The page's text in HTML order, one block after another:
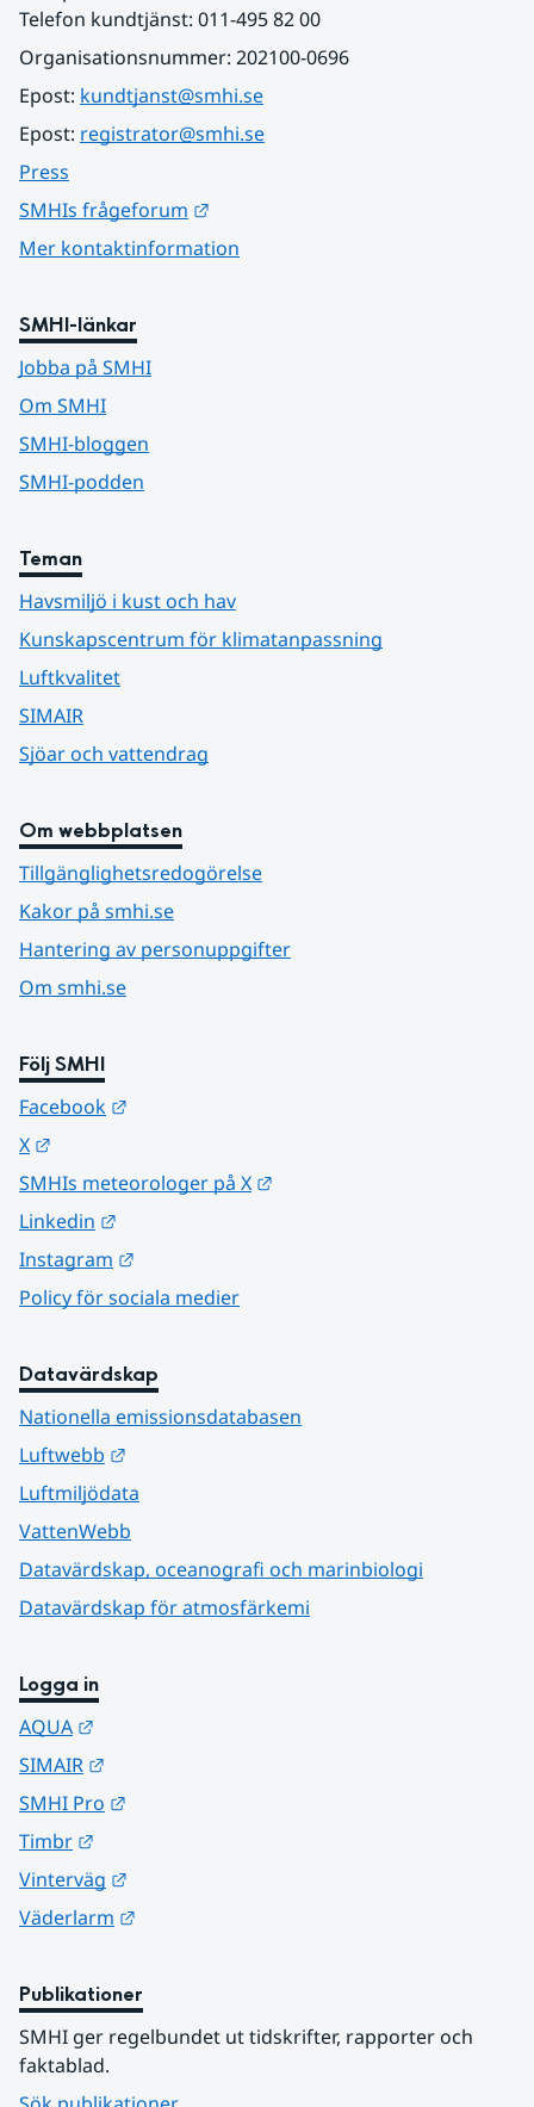
Telefon kundtjänst: 011-495 82 00
Organisationsnummer: 202100-0696
Epost: kundtjanst@smhi.se
Epost: registrator@smhi.se
Press
SMHIs frågeforum
Mer kontaktinformation
SMHI-länkar
Jobba på SMHI
Om SMHI
SMHI-bloggen
SMHI-podden
Teman
Havsmiljö i kust och hav
Kunskapscentrum för klimatanpassning
Luftkvalitet
SIMAIR
Sjöar och vattendrag
Om webbplatsen
Tillgänglighetsredogörelse
Kakor på smhi.se
Hantering av personuppgifter
Om smhi.se
Följ SMHI
Facebook
X
SMHIs meteorologer på X
Linkedin
Instagram
Policy för sociala medier
Datavärdskap
Nationella emissionsdatabasen
Luftwebb
Luftmiljödata
VattenWebb
Datavärdskap, oceanografi och marinbiologi
Datavärdskap för atmosfärkemi
Logga in
AQUA
SIMAIR
SMHI Pro
Timbr
Vinterväg
Väderlarm
Publikationer
SMHI ger regelbundet ut tidskrifter, rapporter och
faktablad.